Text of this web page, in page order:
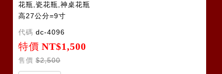
花瓶,瓷花瓶,神桌花瓶
高27公分=9寸
代碼 dc-4096
特價 NT$1,500
售價 $2,500